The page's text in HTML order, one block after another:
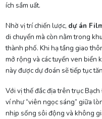
ích sầm uất.
Nhờ vị trí chiến lược, dự án
di chuyển mà còn nằm trong
thành phố. Khi hạ tầng giao
mở rộng và các tuyến ven biển
này được dự đoán sẽ tiếp tục
Với vị thế đắc địa trên trục
ví như “viên ngọc sáng” giữa
nhịp sống sôi động và không